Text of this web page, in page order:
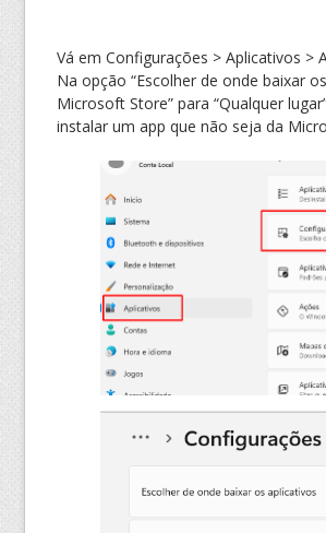
Vá em Configurações > Aplicativos >
Na opção “Escolher de onde baixar
Microsoft Store” para “Qualquer
instalar um app que não seja da